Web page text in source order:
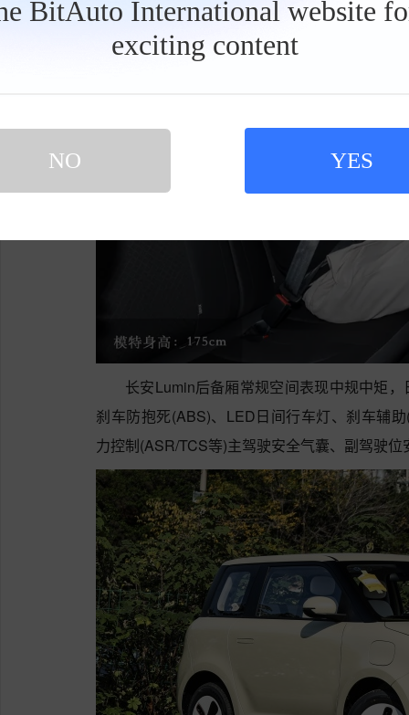
BitAuto International website
exciting content
NO YES
长安Lumin后备厢常规空间表现中规中矩
刹车防抱死(ABS)、LED日间行车灯、刹车辅
力控制(ASR/TCS等)主驾驶安全气囊、副驾驶